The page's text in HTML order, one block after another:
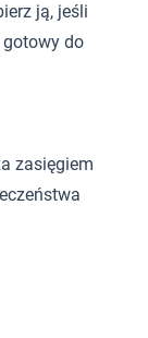
ją, jeśli
do
zasięgiem